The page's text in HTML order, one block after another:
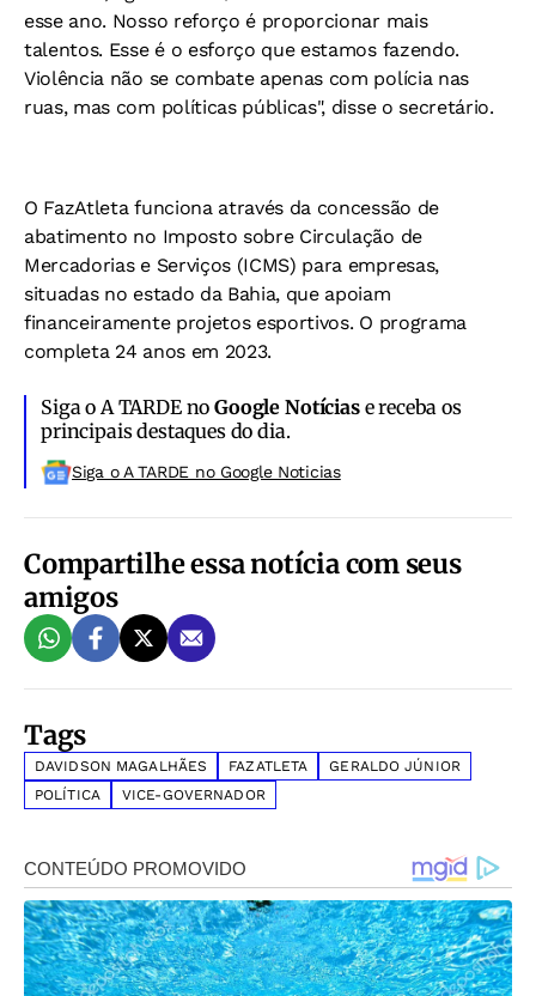
esse ano. Nosso reforço é proporcionar mais
talentos. Esse é o esforço que estamos fazendo.
Violência não se combate apenas com polícia nas
ruas, mas com políticas públicas", disse o secretário.
O FazAtleta funciona através da concessão de
abatimento no Imposto sobre Circulação de
Mercadorias e Serviços (ICMS) para empresas,
situadas no estado da Bahia, que apoiam
financeiramente projetos esportivos. O programa
completa 24 anos em 2023.
Siga o A TARDE noGoogle Notíciase receba os
principais destaques do dia.
Siga o A TARDE no Google Noticias
Compartilhe essa notícia com seus
amigos
Tags
DAVIDSON MAGALHÃES FAZATLETA
GERALDO JÚNIOR
POLÍTICA
VICE-GOVERNADOR